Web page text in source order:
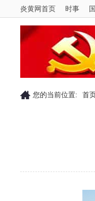
炎黄网首页 时事
您的当前位置: 首